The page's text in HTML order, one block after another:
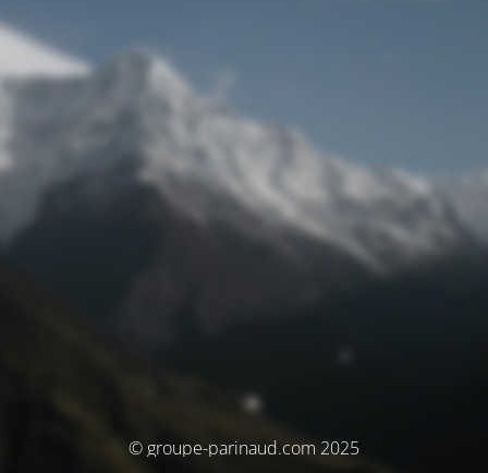
© groupe-parinaud.com 2025